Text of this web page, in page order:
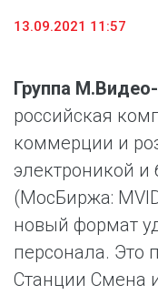
13.09.2021 11:57
Группа
российская
коммерции и
электроникой и
(МосБиржа:
новый формат
персонала. Это
Станции Смена